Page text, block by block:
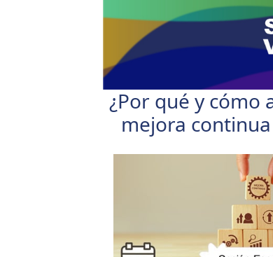
¿Por qué y cómo
mejora